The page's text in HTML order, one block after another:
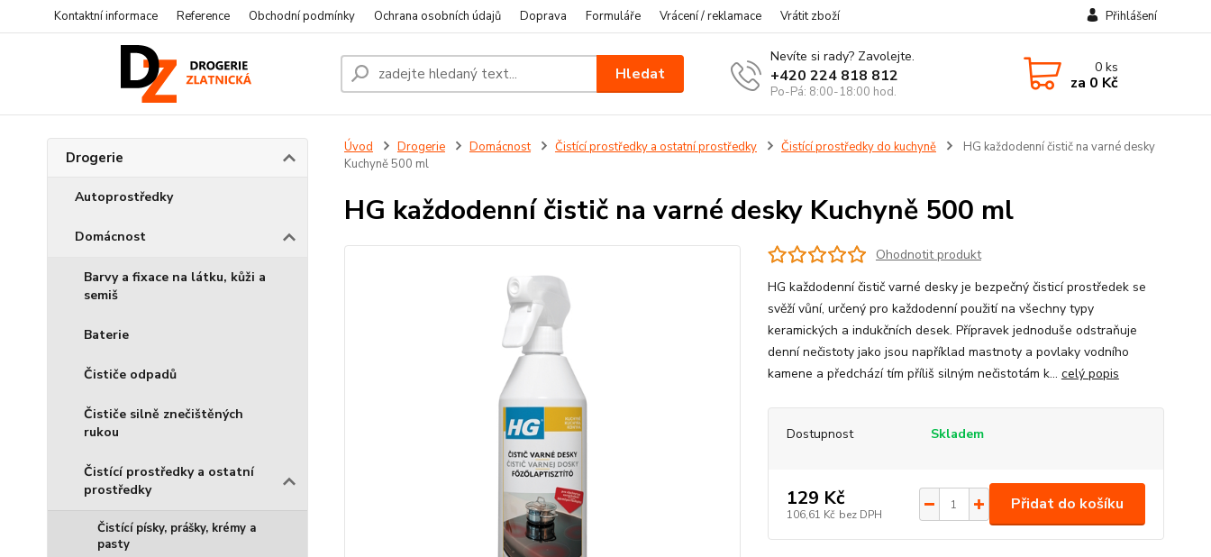
Kontaktní informace Reference Obchodní podmínky Ochrana osobních údajů Doprava Formuláře Vrácení / reklamace Vrátit zboží Přihlášení
Hledat
Nevíte si rady? Zavolejte.
+420 224 818 812
Po-Pá: 8:00-18:00 hod.
0ks
za 0 Kč
Drogerie
Autoprostředky
Domácnost
Barvy a fixace na látku, kůži a
semiš
Baterie
Čističe odpadů
Čističe silně znečištěných
rukou
Čistící prostředky a ostatní
prostředky
Čistící písky, prášky, krémy a
pasty
Úvod Drogerie Domácnost Čistící prostředky a ostatní prostředky Čistící prostředky do kuchyně
HG každodenní čistič na varné desky
Kuchyně 500 ml
HG každodenní čistič na varné desky Kuchyně 500 ml
Ohodnotit produkt
HG každodenní čistič varné desky je bezpečný čisticí prostředek se
svěží vůní, určený pro každodenní použití na všechny typy
keramických a indukčních desek. Přípravek jednoduše odstraňuje
denní nečistoty jako jsou například mastnoty a povlaky vodního
kamene a předchází tím příliš silným nečistotám k... celý popis
Dostupnost Skladem
129 Kč
106,61 Kč bez DPH
Přidat do košíku